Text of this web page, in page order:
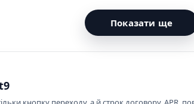
Показати ще